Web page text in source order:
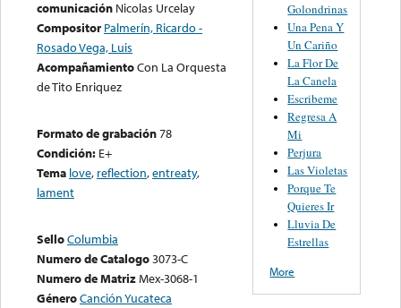
comunicación Nicolas Urcelay
Compositor Palmerín, Ricardo -
Rosado Vega, Luis
AcompañamientoCon La Orquesta
de Tito Enriquez
Formato de grabación78
Condición: E+
Tema love, reflection,entreaty,
lament
SelloColumbia
Numero de Catalogo3073-C
Numero de MatrizMex-3068-1
GéneroCanción Yucateca
Golondrinas
Una Pena Y
Un Cariño
La Flor De
La Canela
Escribeme
Regresa A
Mi
Perjura
Las Violetas
Porque Te
Quieres Ir
Lluvia De
Estrellas
More